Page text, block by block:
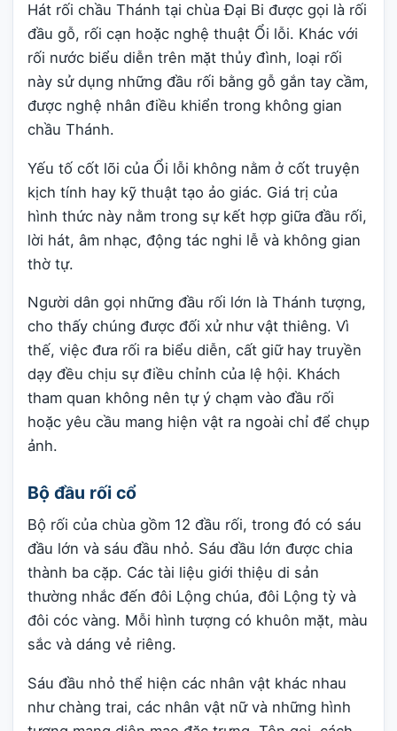
Hát rối chầu Thánh tại chùa Đại Bi được gọi là rối
đầu gỗ, rối cạn hoặc nghệ thuật Ổi lỗi. Khác với
rối nước biểu diễn trên mặt thủy đình, loại rối
này sử dụng những đầu rối bằng gỗ gắn tay cầm,
được nghệ nhân điều khiển trong không gian
chầu Thánh.
Yếu tố cốt lõi của Ổi lỗi không nằm ở cốt truyện
kịch tính hay kỹ thuật tạo ảo giác. Giá trị của
hình thức này nằm trong sự kết hợp giữa đầu rối,
lời hát, âm nhạc, động tác nghi lễ và không gian
thờ tự.
Người dân gọi những đầu rối lớn là Thánh tượng,
cho thấy chúng được đối xử như vật thiêng. Vì
thế, việc đưa rối ra biểu diễn, cất giữ hay truyền
dạy đều chịu sự điều chỉnh của lệ hội. Khách
tham quan không nên tự ý chạm vào đầu rối
hoặc yêu cầu mang hiện vật ra ngoài chỉ để chụp
ảnh.
Bộ đầu rối cổ
Bộ rối của chùa gồm 12 đầu rối, trong đó có sáu
đầu lớn và sáu đầu nhỏ. Sáu đầu lớn được chia
thành ba cặp. Các tài liệu giới thiệu di sản
thường nhắc đến đôi Lộng chúa, đôi Lộng tỳ và
đôi cóc vàng. Mỗi hình tượng có khuôn mặt, màu
sắc và dáng vẻ riêng.
Sáu đầu nhỏ thể hiện các nhân vật khác nhau
như chàng trai, các nhân vật nữ và những hình